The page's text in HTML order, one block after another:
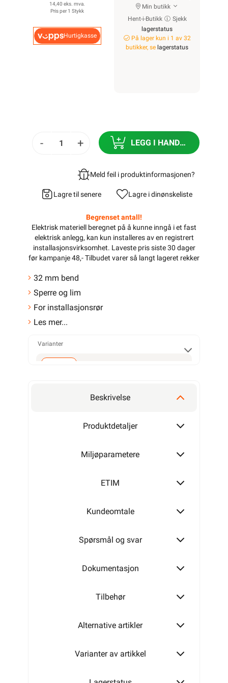
14,40 eks. mva.
Pris per 1 Stykk
Hurtigkasse
Min butikk
Hent-i-Butikk
Sjekk
lagerstatus
På lager kun i 1 av 32
butikker, se lagerstatus
- + LEGG I HANDLEKURV
Meld feil i produktinformasjonen?
Lagre til senere Lagre i dinønskeliste
Begrenset antall!
Elektrisk materiell beregnet på å kunne inngå i et fast
elektrisk anlegg, kan kun installeres av en registrert
installasjonsvirksomhet. Laveste pris siste 30 dager
før kampanje 48,- Tilbudet varer så langt lageret rekker
32 mm bend
Sperre og lim
For installasjonsrør
Les mer...
Varianter
Beskrivelse
Produktdetaljer
Miljøparametere
ETIM
Kundeomtale
Spørsmål og svar
Dokumentasjon
Tilbehør
Alternative artikler
Varianter av artikkel